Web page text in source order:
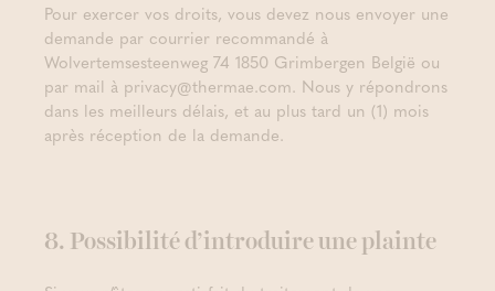
Pour exercer vos droits, vous devez nous envoyer une
demande par courrier recommandé à
Wolvertemsesteenweg 74 1850 Grimbergen België ou
par mail à privacy@thermae.com. Nous y répondrons
dans les meilleurs délais, et au plus tard un (1) mois
après réception de la demande.
8. Possibilité d’introduire une plainte